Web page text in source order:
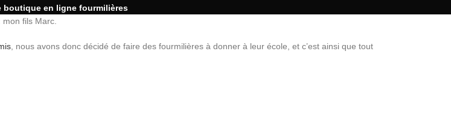
boutique en ligne fourmilières
fils Marc.
, nous avons donc décidé de faire des fourmilières à donner à leur école, et c’est ainsi que tout